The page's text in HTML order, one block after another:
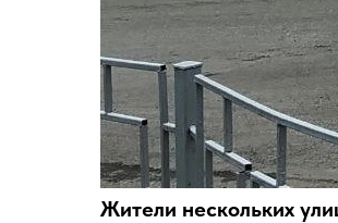
Жители нескольких